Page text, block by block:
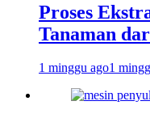
Proses
Tanaman
1 minggu ago1